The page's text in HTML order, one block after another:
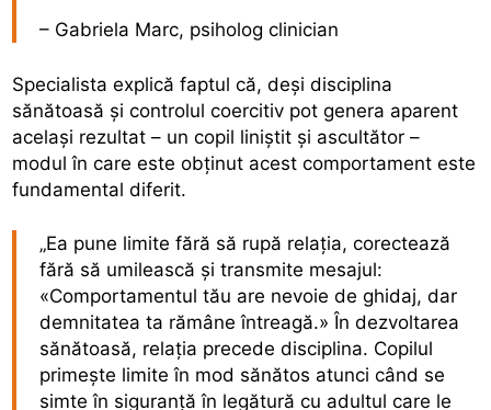
– Gabriela Marc, psiholog clinician
Specialista explică faptul că, deși disciplina
sănătoasă și controlul coercitiv pot genera aparent
același rezultat – un copil liniștit și ascultător –
modul în care este obținut acest comportament este
fundamental diferit.
„Ea pune limite fără să rupă relația, corectează
fără să umilească și transmite mesajul:
«Comportamentul tău are nevoie de ghidaj, dar
demnitatea ta rămâne întreagă.» În dezvoltarea
sănătoasă, relația precede disciplina. Copilul
primește limite în mod sănătos atunci când se
simte în siguranță în legătură cu adultul care le